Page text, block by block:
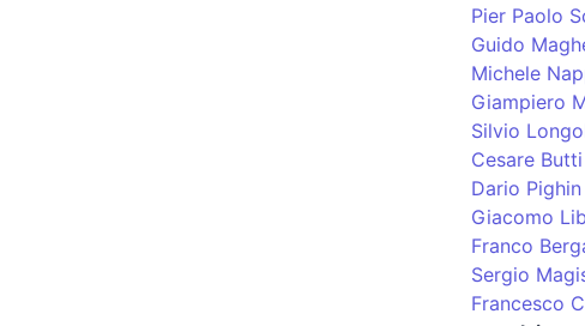
Pier Paolo
Guido
Michele
Giampiero
Silvio
Cesare Butti
Dario Pighin
Giacomo
Franco
Sergio
Francesco